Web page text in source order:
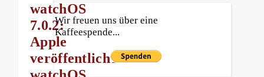
watchOS
7.0.2:
Apple
veröffentlicht
Wir freuen uns über eine
Kaffeespende...